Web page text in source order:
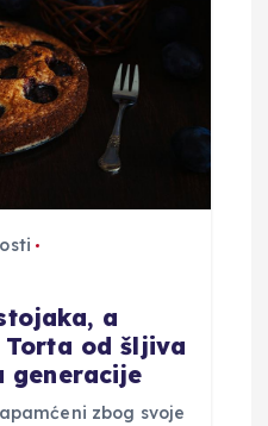
a
od šljiva
generacije
zbog svoje